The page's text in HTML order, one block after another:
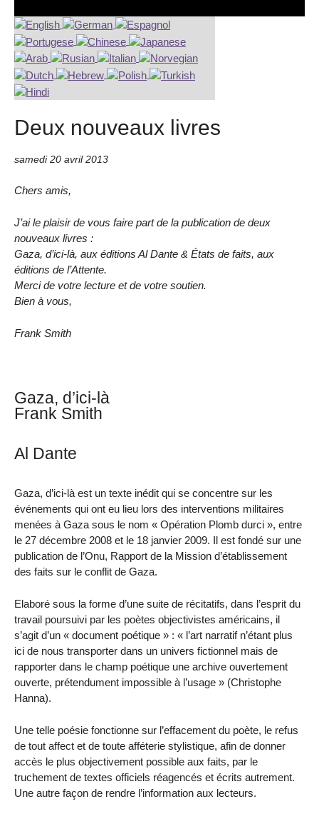
Deux nouveaux livres
samedi 20 avril 2013
Chers amis,
J’ai le plaisir de vous faire part de la publication de deux
nouveaux livres :
Gaza, d’ici-là, aux éditions Al Dante & États de faits, aux
éditions de l’Attente.
Merci de votre lecture et de votre soutien.
Bien à vous,
Frank Smith
Gaza, d’ici-là
Frank Smith
Al Dante
Gaza, d’ici-là est un texte inédit qui se concentre sur les
événements qui ont eu lieu lors des interventions militaires
menées à Gaza sous le nom « Opération Plomb durci », entre
le 27 décembre 2008 et le 18 janvier 2009. Il est fondé sur une
publication de l’Onu, Rapport de la Mission d’établissement
des faits sur le conflit de Gaza.
Elaboré sous la forme d’une suite de récitatifs, dans l’esprit du
travail poursuivi par les poètes objectivistes américains, il
s’agit d’un « document poétique » : « l’art narratif n’étant plus
ici de nous transporter dans un univers fictionnel mais de
rapporter dans le champ poétique une archive ouvertement
ouverte, prétendument impossible à l’usage » (Christophe
Hanna).
Une telle poésie fonctionne sur l’effacement du poète, le refus
de tout affect et de toute afféterie stylistique, afin de donner
accès le plus objectivement possible aux faits, par le
truchement de textes officiels réagencés et écrits autrement.
Une autre façon de rendre l’information aux lecteurs.